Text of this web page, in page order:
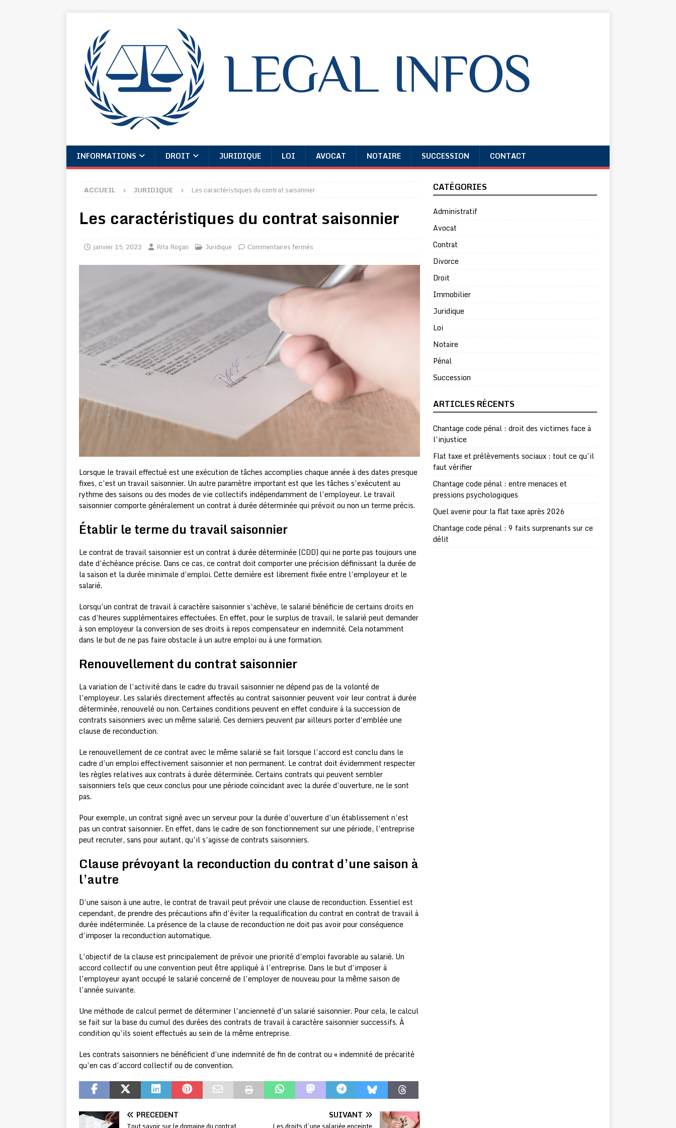
INFORMATIONS DROIT JURIDIQUE LOI AVOCAT NOTAIRE SUCCESSION CONTACT
ACCUEIL JURIDIQUE Les caractéristiques du contrat saisonnier
Les caractéristiques du contrat saisonnier
janvier 15, 2022 Rita Rogan Juridique Commentaires fermés
Lorsque le travail effectué est une exécution de tâches accomplies chaque année à des dates presque
fixes, c’est un travail saisonnier. Un autre paramètre important est que les tâches s’exécutent au
rythme des saisons ou des modes de vie collectifs indépendamment de l’employeur. Le travail
saisonnier comporte généralement un contrat à durée déterminée qui prévoit ou non un terme précis.
Établir le terme du travail saisonnier
Le contrat de travail saisonnier est un contrat à durée déterminée (CDD) qui ne porte pas toujours une
date d’échéance précise. Dans ce cas, ce contrat doit comporter une précision définissant la durée de
la saison et la durée minimale d’emploi. Cette dernière est librement fixée entre l’employeur et le
salarié.
Lorsqu’un contrat de travail à caractère saisonnier s’achève, le salarié bénéficie de certains droits en
cas d’heures supplémentaires effectuées. En effet, pour le surplus de travail, le salarié peut demander
à son employeur la conversion de ses droits à repos compensateur en indemnité. Cela notamment
dans le but de ne pas faire obstacle à un autre emploi ou à une formation.
Renouvellement du contrat saisonnier
La variation de l’activité dans le cadre du travail saisonnier ne dépend pas de la volonté de
l’employeur. Les salariés directement affectés au contrat saisonnier peuvent voir leur contrat à durée
déterminée, renouvelé ou non. Certaines conditions peuvent en effet conduire à la succession de
contrats saisonniers avec un même salarié. Ces derniers peuvent par ailleurs porter d’emblée une
clause de reconduction.
Le renouvellement de ce contrat avec le même salarié se fait lorsque l’accord est conclu dans le
cadre d’un emploi effectivement saisonnier et non permanent. Le contrat doit évidemment respecter
les règles relatives aux contrats à durée déterminée. Certains contrats qui peuvent sembler
saisonniers tels que ceux conclus pour une période coïncidant avec la durée d’ouverture, ne le sont
pas.
Pour exemple, un contrat signé avec un serveur pour la durée d’ouverture d’un établissement n’est
pas un contrat saisonnier. En effet, dans le cadre de son fonctionnement sur une période, l’entreprise
peut recruter, sans pour autant, qu’il s’agisse de contrats saisonniers.
Clause prévoyant la reconduction du contrat d’une saison à
l’autre
D’une saison à une autre, le contrat de travail peut prévoir une clause de reconduction. Essentiel est
cependant, de prendre des précautions afin d’éviter la requalification du contrat en contrat de travail à
durée indéterminée. La présence de la clause de reconduction ne doit pas avoir pour conséquence
d’imposer la reconduction automatique.
L’objectif de la clause est principalement de prévoir une priorité d’emploi favorable au salarié. Un
accord collectif ou une convention peut être appliqué à l’entreprise. Dans le but d’imposer à
l’employeur ayant occupé le salarié concerné de l’employer de nouveau pour la même saison de
l’année suivante.
Une méthode de calcul permet de déterminer l’ancienneté d’un salarié saisonnier. Pour cela, le calcul
se fait sur la base du cumul des durées des contrats de travail à caractère saisonnier successifs. À
condition qu’ils soient effectués au sein de la même entreprise.
Les contrats saisonniers ne bénéficient d’une indemnité de fin de contrat ou « indemnité de précarité
qu’en cas d’accord collectif ou de convention.
PRÉCÉDENT SUIVANT
CATÉGORIES
Administratif
Avocat
Contrat
Divorce
Droit
Immobilier
Juridique
Loi
Notaire
Pénal
Succession
ARTICLES RÉCENTS
Chantage code pénal : droit des victimes face à
l’injustice
Flat taxe et prélèvements sociaux : tout ce qu’il
faut vérifier
Chantage code pénal : entre menaces et
pressions psychologiques
Quel avenir pour la flat taxe après 2026
Chantage code pénal : 9 faits surprenants sur ce
délit